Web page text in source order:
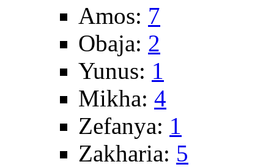
Amos: 7
Obaja: 2
Yunus: 1
Mikha: 4
Zefanya: 1
Zakharia: 5